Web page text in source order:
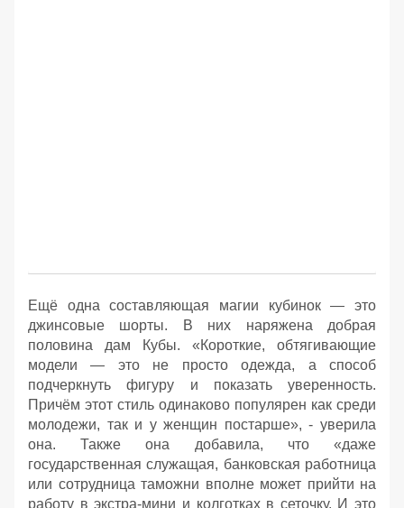
Ещё одна составляющая магии кубинок — это
джинсовые шорты. В них наряжена добрая
половина дам Кубы. «Короткие, обтягивающие
модели — это не просто одежда, а способ
подчеркнуть фигуру и показать уверенность.
Причём этот стиль одинаково популярен как среди
молодежи, так и у женщин постарше», - уверила
она. Также она добавила, что «даже
государственная служащая, банковская работница
или сотрудница таможни вполне может прийти на
работу в экстра-мини и колготках в сеточку. И это